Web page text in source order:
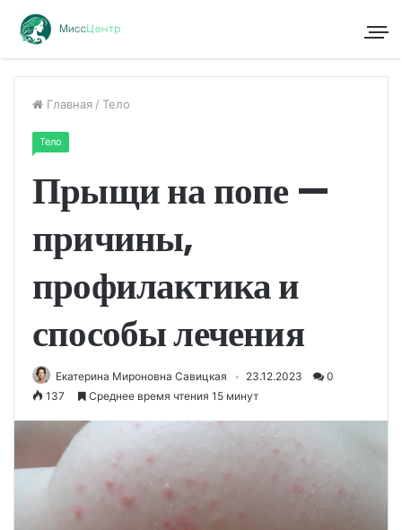
Главная / Тело
Тело
Прыщи на попе —
причины,
профилактика и
способы лечения
Екатерина Мироновна Савицкая 23.12.2023
0
137
Среднее время чтения 15 минут